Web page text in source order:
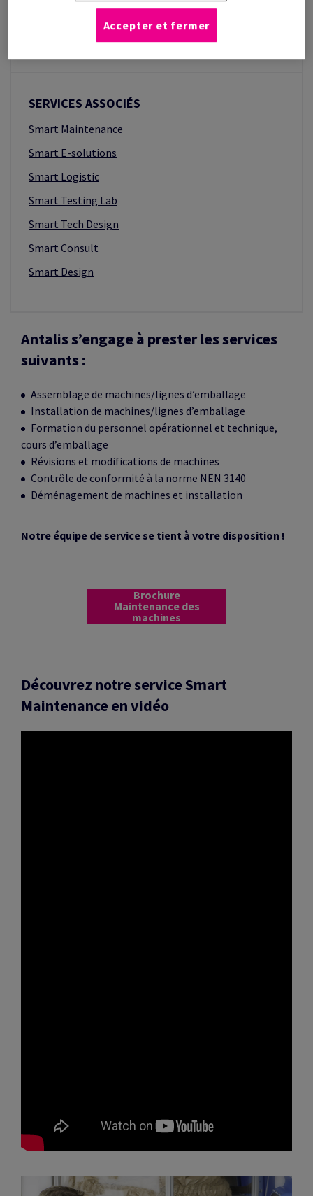
SERVICES ASSOCIÉS
Smart Maintenance
Smart E-solutions
Smart Logistic
Smart Testing Lab
Smart Tech Design
Smart Consult
Smart Design
Antalis s’engage à prester les services
suivants :
Assemblage de machines/lignes d’emballage
​ Installation de machines/lignes d’emballage
Formation du personnel opérationnel et technique,
cours d’emballage
Révisions et modifications de machines
Contrôle de conformité à la norme NEN 3140
Déménagement de machines et installation
Notre équipe de service se tient à votre disposition !
Brochure
Maintenance des
machines
Découvrez notre service Smart
Maintenance en vidéo
Accepter et fermer